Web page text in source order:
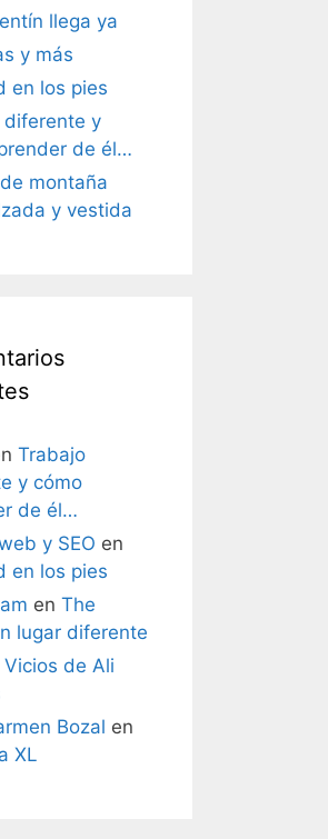
llega ya
y más
en los pies
diferente y
de él…
montaña
y vestida
Trabajo
y cómo
de él…
y SEO en
en los pies
en The
lugar diferente
Vicios de Ali
Bozal en
XL